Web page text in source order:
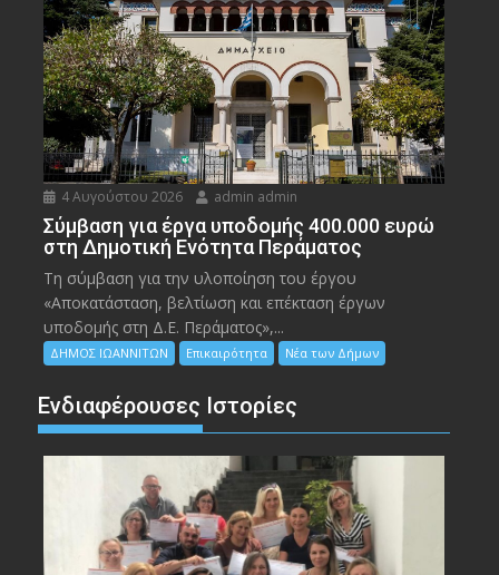
4 Αυγούστου 2026 admin admin
Σύμβαση για έργα υποδομής 400.000 ευρώ
στη Δημοτική Ενότητα Περάματος
Τη σύμβαση για την υλοποίηση του έργου
«Αποκατάσταση, βελτίωση και επέκταση έργων
υποδομής στη Δ.Ε. Περάματος»,...
ΔΗΜΟΣ ΙΩΑΝΝΙΤΩΝ Επικαιρότητα Νέα των Δήμων
Ενδιαφέρουσες Ιστορίες